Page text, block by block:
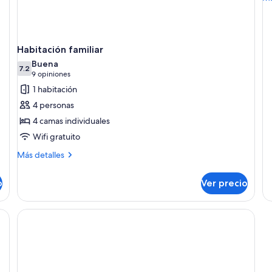
Habitación familiar
7.27.2 de 10
Buena
9 opiniones
(9
opiniones)
1 habitación
4 personas
4 camas individuales
Wifi gratuito
Más detalles
Más
familiar
Ver precio